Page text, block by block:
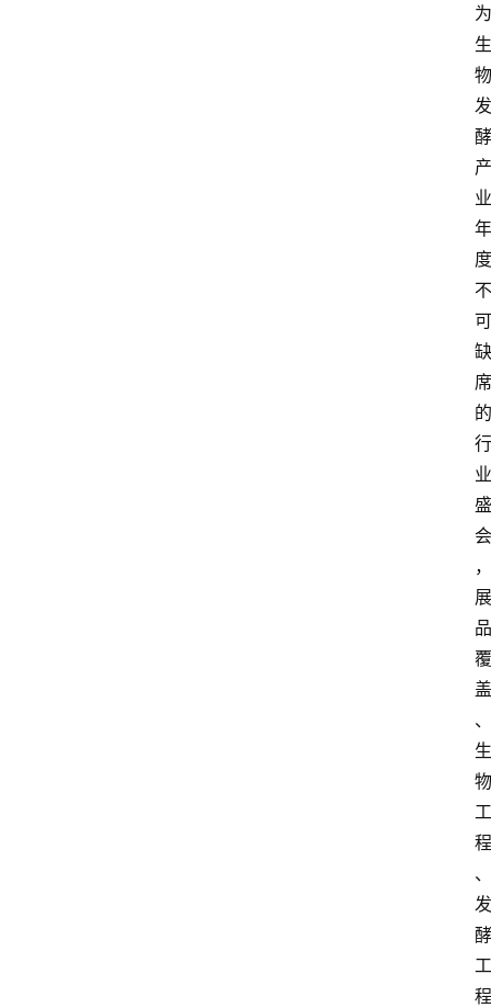
为
生
物
发
酵
产
业
年
度
不
可
缺
席
的
行
业
盛
会
，
展
品
覆
盖
、
生
物
工
程
、
发
酵
工
程